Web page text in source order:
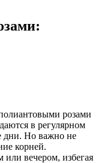
розами
в регулярном
дни. Но важно не
корней.
или вечером, избегая